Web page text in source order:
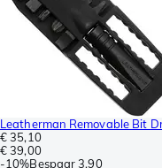
Leatherman Removable Bit
€ 35,10
€ 39,00
-10%Bespaar 3,90